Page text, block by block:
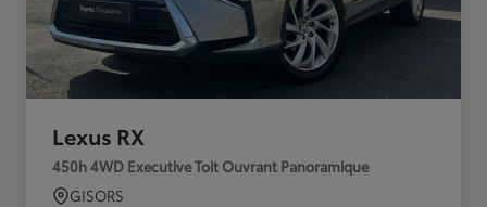
Lexus RX
450h 4WD Executive Toit Ouvrant Panoramique
GISORS